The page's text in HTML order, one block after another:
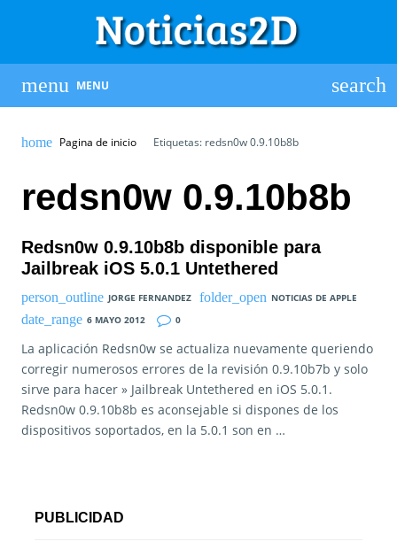
MENU
Pagina de inicio Etiquetas: redsn0w 0.9.10b8b
redsn0w 0.9.10b8b
Redsn0w 0.9.10b8b disponible para
Jailbreak iOS 5.0.1 Untethered
JORGE FERNANDEZ
NOTICIAS DE APPLE
6 MAYO 2012
0
La aplicación Redsn0w se actualiza nuevamente queriendo
corregir numerosos errores de la revisión 0.9.10b7b y solo
sirve para hacer » Jailbreak Untethered en iOS 5.0.1.
Redsn0w 0.9.10b8b es aconsejable si dispones de los
dispositivos soportados, en la 5.0.1 son en …
PUBLICIDAD